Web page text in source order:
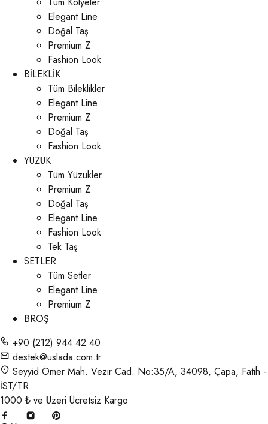
Elegant Line
Doğal Taş
Premium Z
Fashion Look
BİLEKLİK
Tüm Bileklikler
Elegant Line
Premium Z
Doğal Taş
Fashion Look
YÜZÜK
Tüm Yüzükler
Premium Z
Doğal Taş
Elegant Line
Fashion Look
Tek Taş
SETLER
Tüm Setler
Elegant Line
Premium Z
BROŞ
+90 (212) 944 42 40
destek@uslada.com.tr
Seyyid Ömer Mah. Vezir Cad. No:35/A, 34098, Çapa, Fatih -
İST/TR
1000 ₺ ve Üzeri Ücretsiz Kargo